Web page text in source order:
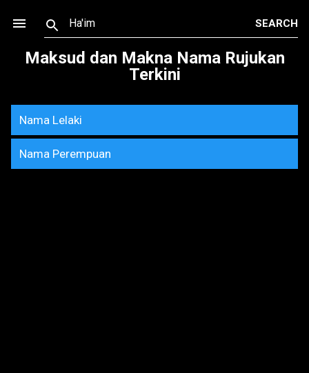
Maksud dan Makna Nama Rujukan
Terkini
Nama Lelaki
Nama Perempuan